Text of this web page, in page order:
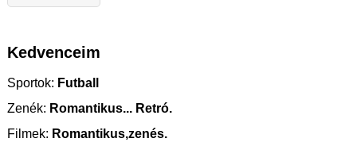
Kedvenceim
Sportok: Futball
Zenék: Romantikus... Retró.
Filmek: Romantikus,zenés.